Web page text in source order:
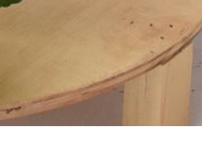
Cây Giả Tiểu Cảnh - Cây
Đỗ Quyên Dáng Huyền
Trang Trí Tiểu Cảnh Ấn
Tượng (200cm)- CC1090
4.350.000₫